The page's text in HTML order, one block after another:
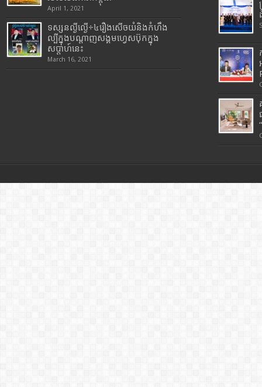
April 1, 2021
ទស្សនល្ងីល្ងើ÷៤រឿងសើចយំនិងកំហឹង
ល្បីក្នុងបណ្តាញសង្គមហ្វេសប៊ុកក្នុង
សប្តាហ៍នេះ
March 16, 2021